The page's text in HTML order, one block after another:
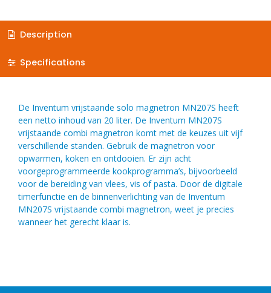
Description
Specifications
De Inventum vrijstaande solo magnetron MN207S heeft
een netto inhoud van 20 liter. De Inventum MN207S
vrijstaande combi magnetron komt met de keuzes uit vijf
verschillende standen. Gebruik de magnetron voor
opwarmen, koken en ontdooien. Er zijn acht
voorgeprogrammeerde kookprogramma’s, bijvoorbeeld
voor de bereiding van vlees, vis of pasta. Door de digitale
timerfunctie en de binnenverlichting van de Inventum
MN207S vrijstaande combi magnetron, weet je precies
wanneer het gerecht klaar is.